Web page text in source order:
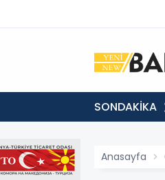
SONDAKİKA
Anasayfa